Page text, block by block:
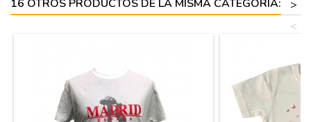
16 OTROS PRODUCTOS DE LA MISMA CATEGORÍA:
>
<